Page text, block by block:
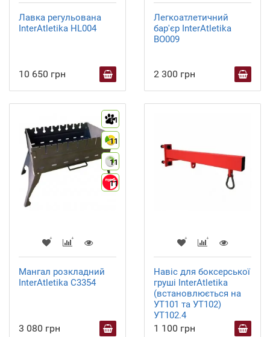
Лавка регульована
InterAtletika HL004
10 650 грн
Легкоатлетичний
бар'єр InterAtletika
BO009
2 300 грн
11
11
11
11
Мангал розкладний
InterAtletika С3354
3 080 грн
Навіс для боксерської
груші InterAtletika
(встановлюється на
УТ101 та УТ102)
УТ102.4
1 100 грн